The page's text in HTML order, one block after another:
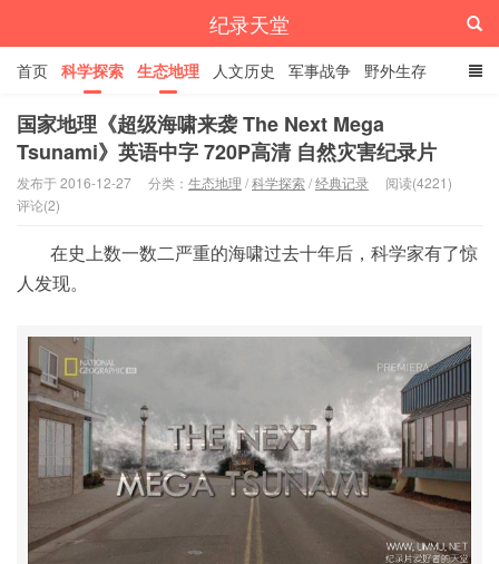
纪录天堂
首页 科学探索 生态地理 人文历史 军事战争 野外生存
经典纪录 4K纪录片 精品资源
国家地理《超级海啸来袭 The Next Mega
Tsunami》英语中字 720P高清 自然灾害纪录片
发布于 2016-12-27 分类： 生态地理 /科学探索/经典记录
阅读(4221)
评论(2)
在史上数一数二严重的海啸过去十年后，科学家有了惊
人发现。